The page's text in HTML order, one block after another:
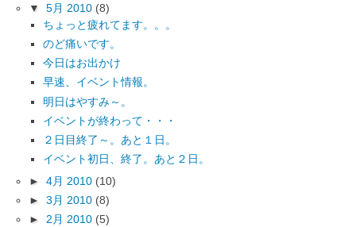
▼ 5月 2010 (8)
ちょっと疲れてます。。。
のど痛いです。
今日はお出かけ
早速、イベント情報。
明日はやすみ～。
イベントが終わって・・・
２日目終了～。あと１日。
イベント初日、終了。あと２日。
► 4月 2010 (10)
► 3月 2010 (8)
► 2月 2010 (5)